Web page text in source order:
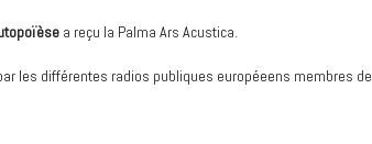
a reçu la Palma Ars Acustica.
les différentes radios publiques européeens membres de